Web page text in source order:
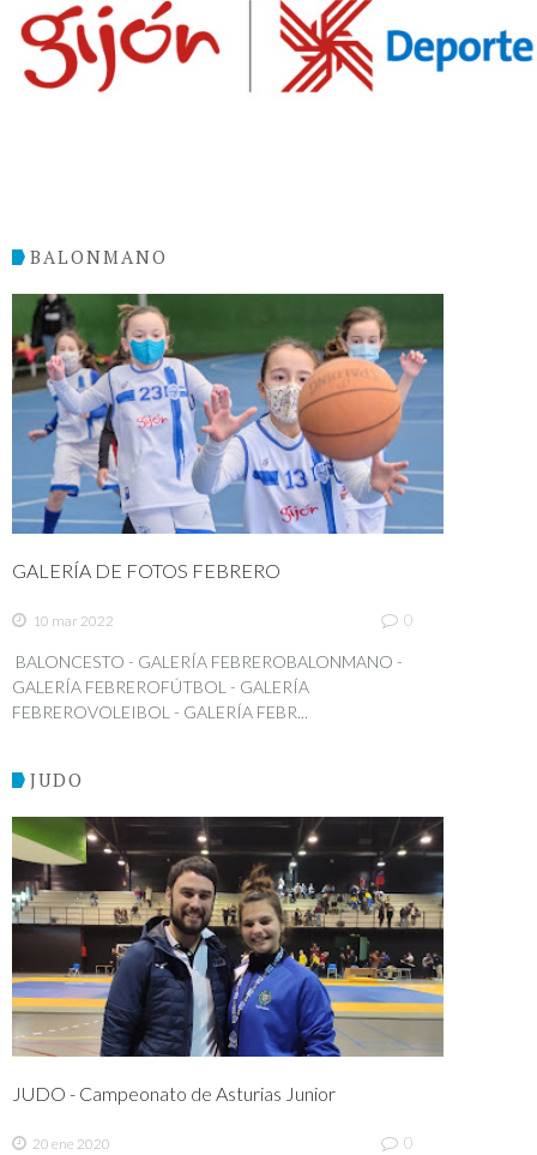
BALONMANO
GALERÍA DE FOTOS FEBRERO
10 mar 2022 0
BALONCESTO - GALERÍA FEBREROBALONMANO -
GALERÍA FEBREROFÚTBOL - GALERÍA
FEBREROVOLEIBOL - GALERÍA FEBR...
JUDO
JUDO - Campeonato de Asturias Junior
20 ene 2020 0